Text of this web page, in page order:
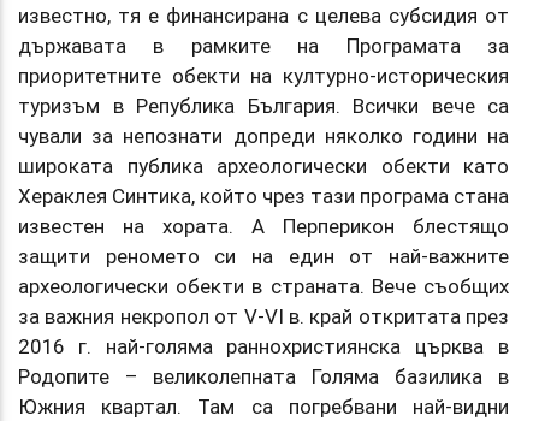
известно, тя е финансирана с целева субсидия от
държавата в рамките на Програмата за
приоритетните обекти на културно-историческия
туризъм в Република България. Всички вече са
чували за непознати допреди няколко години на
широката публика археологически обекти като
Хераклея Синтика, който чрез тази програма стана
известен на хората. А Перперикон блестящо
защити реномето си на един от най-важните
археологически обекти в страната. Вече съобщих
за важния некропол от V-VI в. край откритата през
2016 г. най-голяма раннохристиянска църква в
Родопите – великолепната Голяма базилика в
Южния квартал. Там са погребвани най-видни